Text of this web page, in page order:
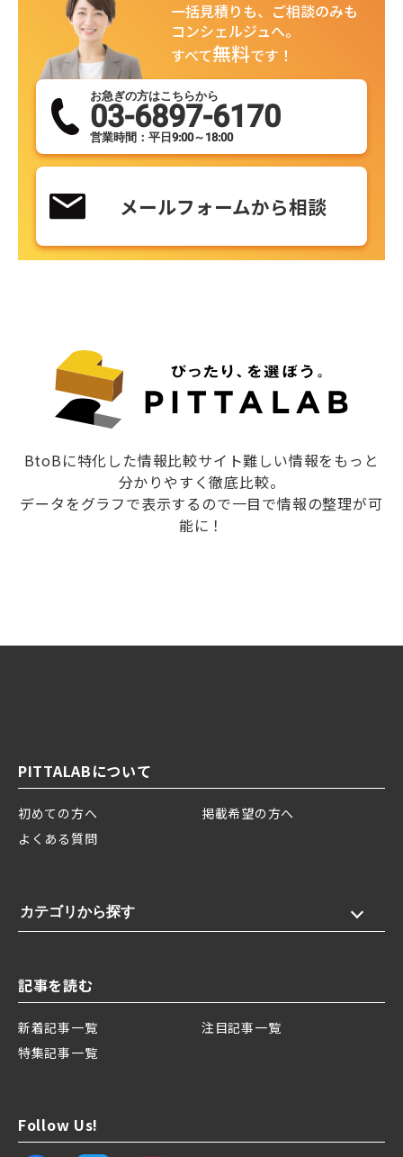
一括見積りも、ご相談のみも
コンシェルジュへ。
すべて無料です！
お急ぎの方はこちらから
03-6897-6170
営業時間：平日9:00～18:00
メールフォームから相談
BtoBに特化した情報比較サイト難しい情報をもっと
分かりやすく徹底比較。
データをグラフで表示するので一目で情報の整理が可
能に！
PITTALABについて
初めての方へ
掲載希望の方へ
よくある質問
カテゴリから探す
記事を読む
新着記事一覧
注目記事一覧
特集記事一覧
Follow Us!